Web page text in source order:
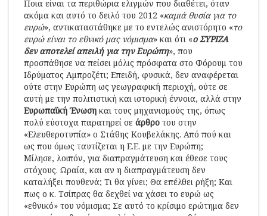
Ποια είναι τα περιθώρια ελιγμών που διαθέτει, όταν
ακόμα και αυτό το δειλό του 2012 «καμιά θυσία για το
ευρώ», αντικαταστάθηκε με το εντελώς ανιστόρητο «το
ευρώ είναι το εθνικό μας νόμισμα» και ότι «ο ΣΥΡΙΖΑ
δεν αποτελεί απειλή για την Ευρώπη», που
προσπάθησε να πείσει μόλις πρόσφατα στο Φόρουμ του
Ιδρύματος Αμπροζέτι; Επειδή, φυσικά, δεν αναφέρεται
ούτε στην Ευρώπη ως γεωγραφική περιοχή, ούτε σε
αυτή με την πολιτιστική και ιστορική έννοια, αλλά στην
Ευρωπαϊκή Ένωση και τους μηχανισμούς της, όπως
πολύ εύστοχα παρατηρεί σε άρθρο του στην
«Ελευθεροτυπία» ο Στάθης Κουβελάκης. Από πού και
ως που όμως ταυτίζεται η Ε.Ε. με την Ευρώπη;
Μίλησε, λοιπόν, για διαπραγμάτευση και έθεσε τους
στόχους. Ωραία, και αν η διαπραγμάτευση δεν
καταλήξει πουθενά; Τι θα γίνει; Θα επέλθει ρήξη; Και
πως ο κ. Τσίπρας θα δεχθεί να χάσει το ευρώ ως
«εθνικό» του νόμισμα; Σε αυτό το κρίσιμο ερώτημα δεν